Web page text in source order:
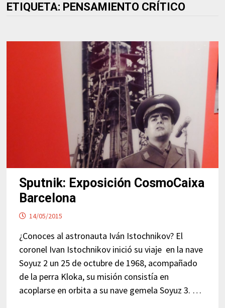
ETIQUETA: PENSAMIENTO CRÍTICO
Sputnik: Exposición CosmoCaixa
Barcelona
14/05/2015
¿Conoces al astronauta Iván Istochnikov? El
coronel Ivan Istochnikov inició su viaje en la nave
Soyuz 2 un 25 de octubre de 1968, acompañado
de la perra Kloka, su misión consistía en
acoplarse en orbita a su nave gemela Soyuz 3. …